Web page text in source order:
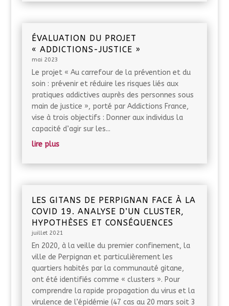
ÉVALUATION DU PROJET
« ADDICTIONS-JUSTICE »
mai 2023
Le projet « Au carrefour de la prévention et du
soin : prévenir et réduire les risques liés aux
pratiques addictives auprès des personnes sous
main de justice », porté par Addictions France,
vise à trois objectifs : Donner aux individus la
capacité d’agir sur les...
lire plus
LES GITANS DE PERPIGNAN FACE À LA
COVID 19. ANALYSE D’UN CLUSTER,
HYPOTHÈSES ET CONSÉQUENCES
juillet 2021
En 2020, à la veille du premier confinement, la
ville de Perpignan et particulièrement les
quartiers habités par la communauté gitane,
ont été identifiés comme « clusters ». Pour
comprendre la rapide propagation du virus et la
virulence de l’épidémie (47 cas au 20 mars soit 3